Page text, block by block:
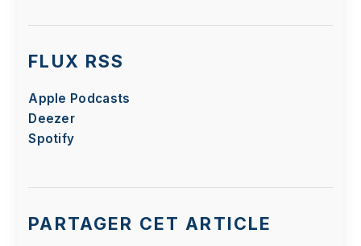
FLUX RSS
Apple Podcasts
Deezer
Spotify
PARTAGER CET ARTICLE